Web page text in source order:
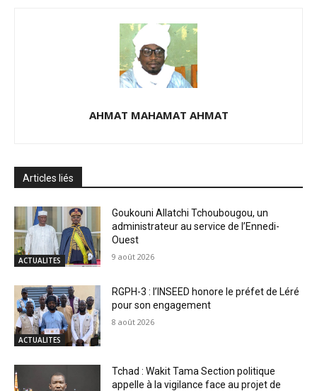
AHMAT MAHAMAT AHMAT
Articles liés
ACTUALITES
Goukouni Allatchi Tchoubougou, un
administrateur au service de l’Ennedi-
Ouest
9 août 2026
ACTUALITES
RGPH-3 : l’INSEED honore le préfet de Léré
pour son engagement
8 août 2026
Tchad : Wakit Tama Section politique
appelle à la vigilance face au projet de